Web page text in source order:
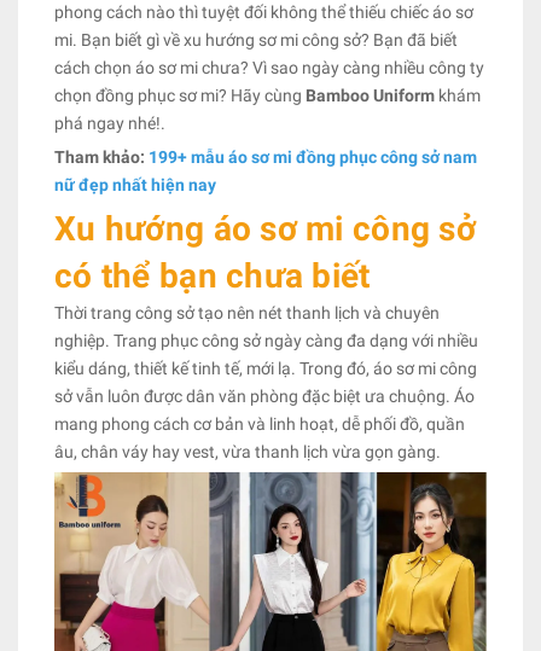
phong cách nào thì tuyệt đối không thể thiếu chiếc áo sơ
mi. Bạn biết gì về xu hướng sơ mi công sở? Bạn đã biết
cách chọn áo sơ mi chưa? Vì sao ngày càng nhiều công ty
chọn đồng phục sơ mi? Hãy cùng Bamboo Uniform khám
phá ngay nhé!.
Tham khảo: 199+ mẫu áo sơ mi đồng phục công sở nam
nữ đẹp nhất hiện nay
Xu hướng áo sơ mi công sở
có thể bạn chưa biết
Thời trang công sở tạo nên nét thanh lịch và chuyên
nghiệp. Trang phục công sở ngày càng đa dạng với nhiều
kiểu dáng, thiết kế tinh tế, mới lạ. Trong đó, áo sơ mi công
sở vẫn luôn được dân văn phòng đặc biệt ưa chuộng. Áo
mang phong cách cơ bản và linh hoạt, dễ phối đồ, quần
âu, chân váy hay vest, vừa thanh lịch vừa gọn gàng.